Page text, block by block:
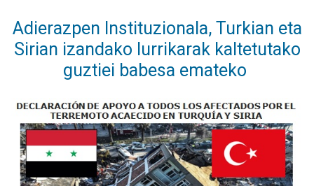
Adierazpen Instituzionala, Turkian eta
Sirian izandako lurrikarak kaltetutako
guztiei babesa emateko